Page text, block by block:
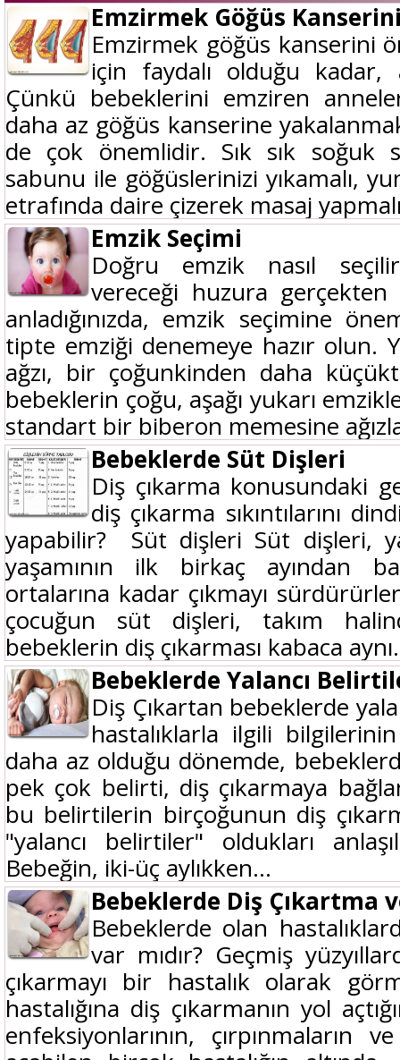
Emzirmek Göğüs
Emzirmek göğüs kanserini
için faydalı olduğu kadar,
Çünkü bebeklerini emziren
daha az göğüs kanserine
de çok önemlidir. Sık sık soğuk
sabunu ile göğüslerinizi yıkamalı,
etrafında daire çizerek masaj
Emzik Seçimi
Doğru emzik nasıl
vereceği huzura
anladığınızda, emzik seçimine
tipte emziği denemeye hazır olun.
ağzı, bir çoğunkinden daha
bebeklerin çoğu, aşağı yukarı
standart bir biberon memesine
Bebeklerde Süt Dişleri
Diş çıkarma konusundaki
diş çıkarma sıkıntılarını
yapabilir? Süt dişleri Süt dişleri,
yaşamının ilk birkaç ayından
ortalarına kadar çıkmayı
çocuğun süt dişleri, takım
bebeklerin diş çıkarması kabaca
Bebeklerde Yalancı
Diş Çıkartan bebeklerde
hastalıklarla ilgili
daha az olduğu dönemde,
pek çok belirti, diş çıkarmaya
bu belirtilerin birçoğunun diş
"yalancı belirtiler" oldukları
Bebeğin, iki-üç aylıkken...
Bebeklerde Diş Çıkartma
Bebeklerde olan
var mıdır? Geçmiş
çıkarmayı bir hastalık olarak
hastalığına diş çıkarmanın yol
enfeksiyonlarının, çırpınmaların